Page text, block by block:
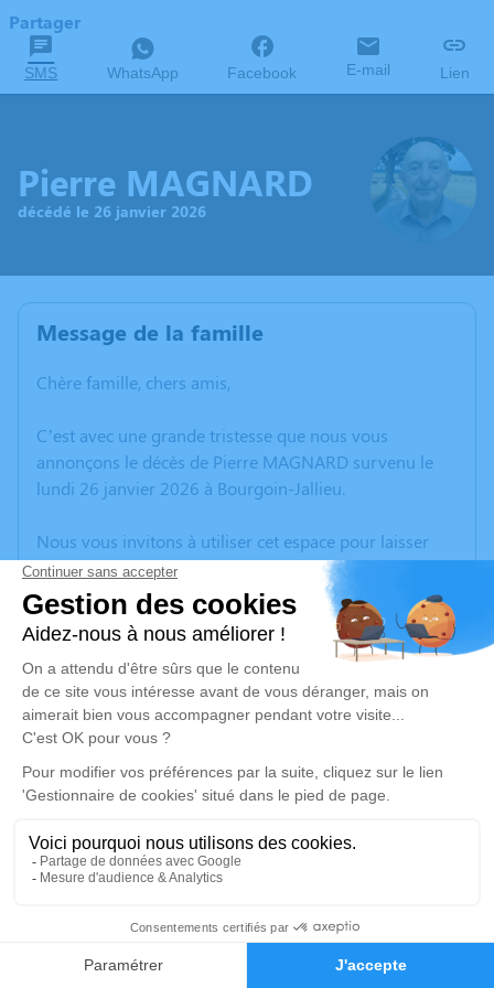
Faire-part Hommages
Partager
SMS WhatsApp Facebook E-mail Lien
Pierre MAGNARD
décédé le 26 janvier 2026
Message de la famille
Chère famille, chers amis,
C’est avec une grande tristesse que nous vous
annonçons le décès de Pierre MAGNARD survenu le
lundi 26 janvier 2026 à Bourgoin-Jallieu.
Nous vous invitons à utiliser cet espace pour laisser
vos condoléances, partager des photos souvenirs, une
anecdote ou exprimer vos pensées à travers des
poèmes ou des textes. Cet endroit est un lieu
d'expression dédié à honorer la mémoire de Pierre
MAGNARD.
Un service de plantation d’arbre hommage est
disponible ici.
Je rends hommage
Cérémonie
Eglise Saint André 62 Impasse du Presbytère
38090 Roche